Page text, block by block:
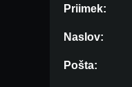
Priimek:
Naslov:
Pošta: